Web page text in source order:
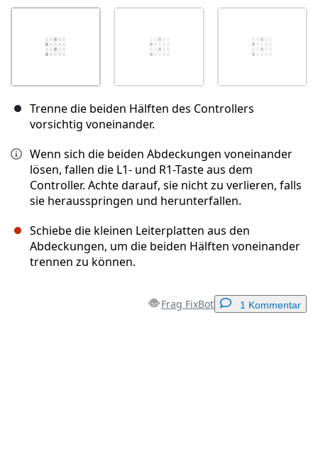
Trenne die beiden Hälften des Controllers
vorsichtig voneinander.
Wenn sich die beiden Abdeckungen voneinander
lösen, fallen die L1- und R1-Taste aus dem
Controller. Achte darauf, sie nicht zu verlieren, falls
sie herausspringen und herunterfallen.
Schiebe die kleinen Leiterplatten aus den
Abdeckungen, um die beiden Hälften voneinander
trennen zu können.
Frag FixBot 1 Kommentar